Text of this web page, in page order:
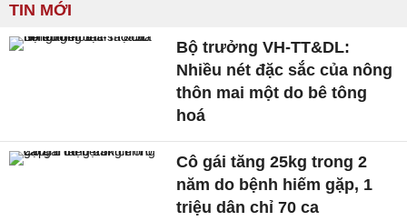
TIN MỚI
Bộ trưởng VH-TT&DL:
Nhiều nét đặc sắc của nông
thôn mai một do bê tông
hoá
Cô gái tăng 25kg trong 2
năm do bệnh hiếm gặp, 1
triệu dân chỉ 70 ca